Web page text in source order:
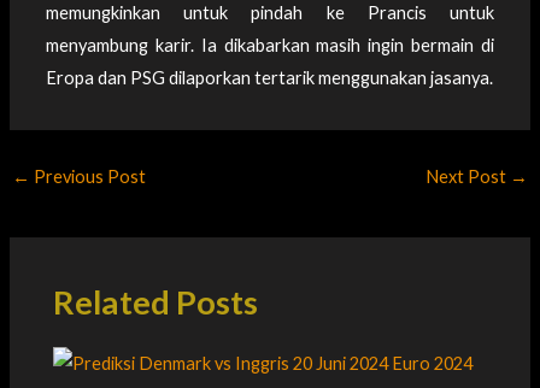
memungkinkan untuk pindah ke Prancis untuk
menyambung karir. Ia dikabarkan masih ingin bermain di
Eropa dan PSG dilaporkan tertarik menggunakan jasanya.
← Previous Post Next Post →
Related Posts